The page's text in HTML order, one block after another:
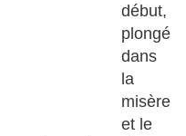
début,
plongé
dans
la
misère
et le